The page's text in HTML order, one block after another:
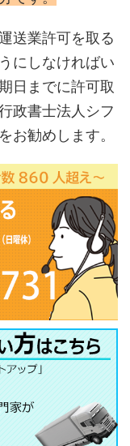
送業許可を取る
にしなければい
日までに許可取
政書士法人シフ
お勧めします。